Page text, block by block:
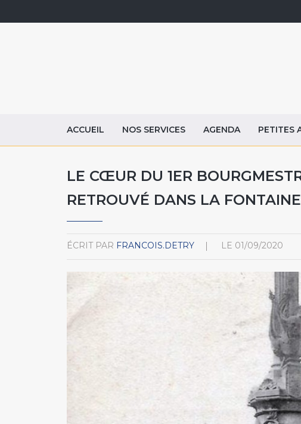
ACCUEIL NOS SERVICES AGENDA PETITES
LE CŒUR DU 1ER
RETROUVÉ DANS LA
ÉCRIT PAR FRANCOIS.DETRY LE 01/09/2020